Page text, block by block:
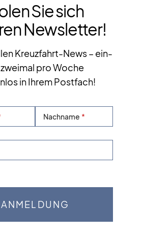
Sie sich
Newsletter!
Kreuzfahrt-News – ein-
pro Woche
in Ihrem Postfach!
Nachname